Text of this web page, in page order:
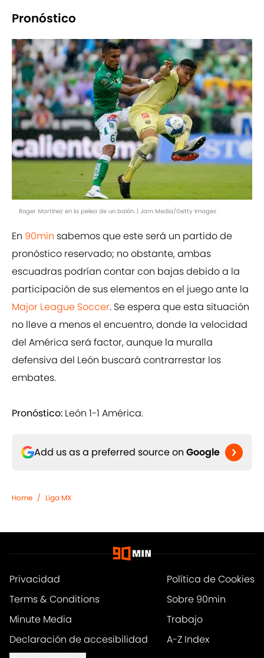
Pronóstico
Roger Martínez en la pelea de un balón. | Jam Media/Getty Images
En 90min sabemos que este será un partido de
pronóstico reservado; no obstante, ambas
escuadras podrían contar con bajas debido a la
participación de sus elementos en el juego ante la
Major League Soccer. Se espera que esta situación
no lleve a menos el encuentro, donde la velocidad
del América será factor, aunque la muralla
defensiva del León buscará contrarrestar los
embates.
Pronóstico: León 1-1 América.
Add us as a preferred source on Google
Home / Liga MX
Privacidad
Política de Cookies
Terms & Conditions
Sobre 90min
Minute Media
Trabajo
Declaración de accesibilidad
A-Z Index